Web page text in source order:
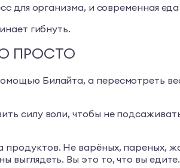
организма, и современная
гибнуть.
ПРОСТО
Билайта, а пересмотреть
силу воли, чтобы не
Не варёных, пареных,
Вы это то, что вы едите.